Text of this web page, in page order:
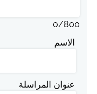
0/800
الاسم
عنوان المراسلة